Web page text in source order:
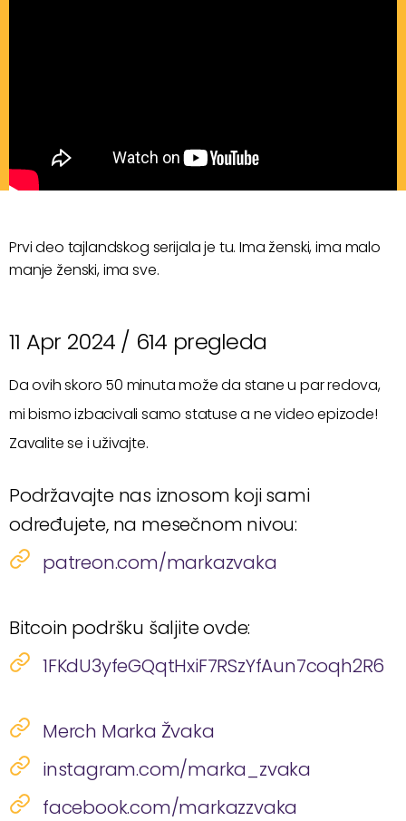
Prvi deo tajlandskog serijala je tu. Ima ženski, ima malo
manje ženski, ima sve.
11 Apr 2024 / 614 pregleda
Da ovih skoro 50 minuta može da stane u par redova,
mi bismo izbacivali samo statuse a ne video epizode!
Zavalite se i uživajte.
Podržavajte nas iznosom koji sami
određujete, na mesečnom nivou:
patreon.com/markazvaka
Bitcoin podršku šaljite ovde:
1FKdU3yfeGQqtHxiF7RSzYfAun7coqh2R6
Merch Marka Žvaka
instagram.com/marka_zvaka
facebook.com/markazzvaka